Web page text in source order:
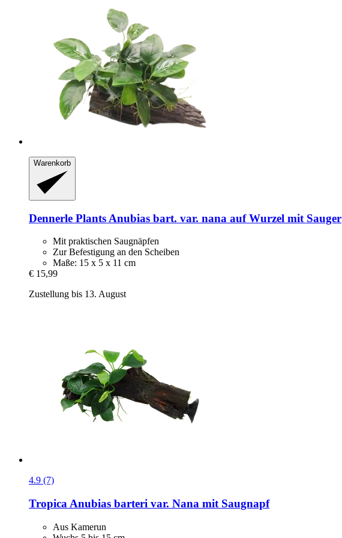
Warenkorb
Dennerle Plants Anubias bart. var. nana auf Wurzel mit Sauger
Mit praktischen Saugnäpfen
Zur Befestigung an den Scheiben
Maße: 15 x 5 x 11 cm
€ 15,99
Zustellung bis 13. August
4.9 (7)
Tropica Anubias barteri var. Nana mit Saugnapf
Aus Kamerun